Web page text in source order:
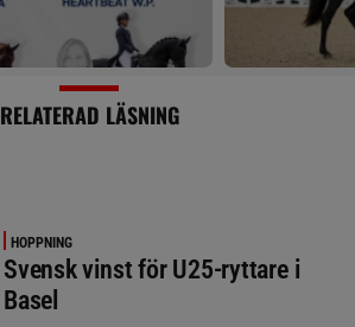
RELATERAD LÄSNING
HOPPNING
Svensk vinst för U25-ryttare i
Basel